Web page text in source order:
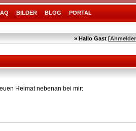
BILDER BLOG PORTAL
» Hallo Gast [
Heimat nebenan bei mir: